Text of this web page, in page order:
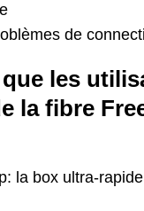
de
les
la fibre
la box ultra-